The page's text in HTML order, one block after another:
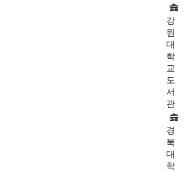
강
원
대
학
교
도
서
관
경
북
대
학